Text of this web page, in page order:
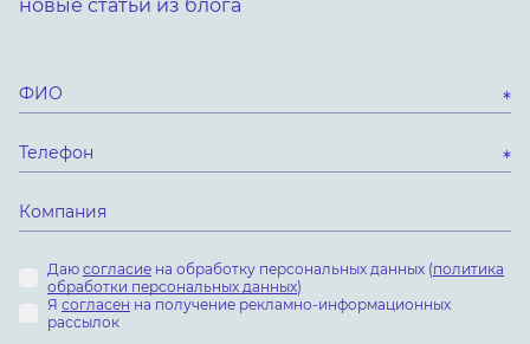
новые статьи из блога
Даю согласие на обработку персональных данных (политика
обработки персональных данных)
Я согласен на получение рекламно-информационных
рассылок